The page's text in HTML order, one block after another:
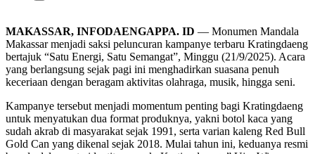
MAKASSAR, INFODAENGAPPA. ID — Monumen Mandala
Makassar menjadi saksi peluncuran kampanye terbaru Kratingdaeng
bertajuk “Satu Energi, Satu Semangat”, Minggu (21/9/2025). Acara
yang berlangsung sejak pagi ini menghadirkan suasana penuh
keceriaan dengan beragam aktivitas olahraga, musik, hingga seni.
Kampanye tersebut menjadi momentum penting bagi Kratingdaeng
untuk menyatukan dua format produknya, yakni botol kaca yang
sudah akrab di masyarakat sejak 1991, serta varian kaleng Red Bull
Gold Can yang dikenal sejak 2018. Mulai tahun ini, keduanya resmi